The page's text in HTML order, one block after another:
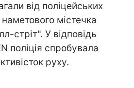
від поліцейських
містечка
стріт". У відповідь
поліція спробувала
руху.